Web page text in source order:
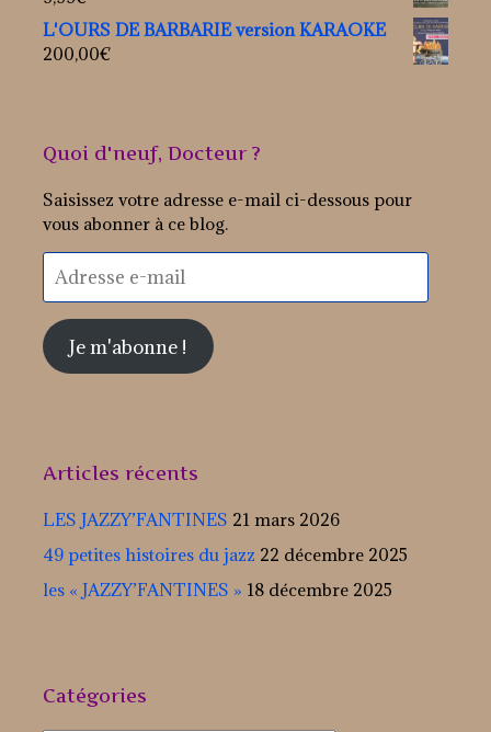
L'OURS DE BARBARIE version KARAOKE
200,00€
Quoi d'neuf, Docteur ?
Saisissez votre adresse e-mail ci-dessous pour
vous abonner à ce blog.
e-
Je m'abonne !
Articles récents
LES JAZZY’FANTINES 21 mars 2026
49 petites histoires du jazz 22 décembre 2025
les « JAZZY’FANTINES » 18 décembre 2025
Catégories